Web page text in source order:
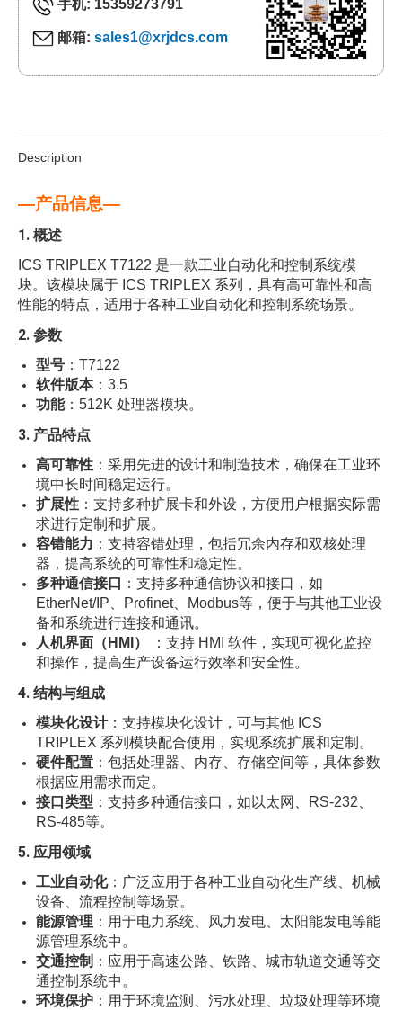
手机: 15359273791
邮箱: sales1@xrjdcs.com
Description
—产品信息—
1. 概述
ICS TRIPLEX T7122 是一款工业自动化和控制系统模
块。该模块属于 ICS TRIPLEX 系列，具有高可靠性和高
性能的特点，适用于各种工业自动化和控制系统场景。
2. 参数
型号 ：T7122
软件版本：3.5
功能：512K 处理器模块。
3. 产品特点
高可靠性 ：采用先进的设计和制造技术，确保在工业环
境中长时间稳定运行。
扩展性 ：支持多种扩展卡和外设，方便用户根据实际需
求进行定制和扩展。
容错能力 ：支持容错处理，包括冗余内存和双核处理
器，提高系统的可靠性和稳定性。
多种通信接口
：支持多种通信协议和接口，如
EtherNet/IP、Profinet、Modbus等，便于与其他工业设
备和系统进行连接和通讯。
人机界面（HMI）
：支持 HMI 软件，实现可视化监控
和操作，提高生产设备运行效率和安全性。
4. 结构与组成
模块化设计：支持模块化设计，可与其他 ICS
TRIPLEX 系列模块配合使用，实现系统扩展和定制。
硬件配置 ：包括处理器、内存、存储空间等，具体参数
根据应用需求而定。
接口类型 ：支持多种通信接口，如以太网、RS-232、
RS-485等。
5. 应用领域
工业自动化：广泛应用于各种工业自动化生产线、机械
设备、流程控制等场景。
能源管理 ：用于电力系统、风力发电、太阳能发电等能
源管理系统中。
交通控制 ：应用于高速公路、铁路、城市轨道交通等交
通控制系统中。
环境保护 ：用于环境监测、污水处理、垃圾处理等环境